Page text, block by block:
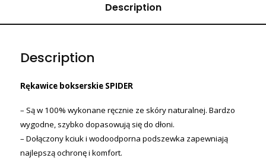
Description
Description
Rękawice bokserskie SPIDER
– Są w 100% wykonane ręcznie ze skóry naturalnej. Bardzo
wygodne, szybko dopasowują się do dłoni.
– Dołączony kciuk i wodoodporna podszewka zapewniają
najlepszą ochronę i komfort.